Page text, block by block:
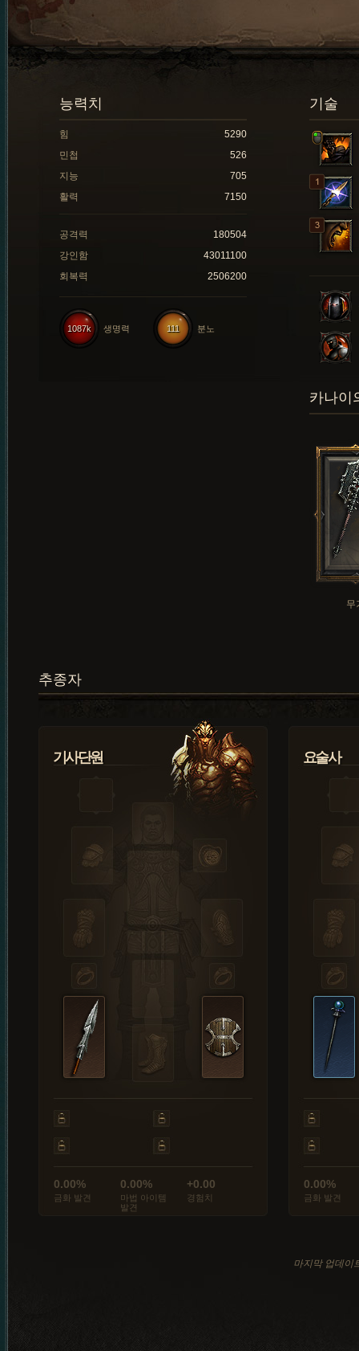
기술
능력치
힘
5290
민첩
526
지능
705
활력
7150
공격력
180504
강인함
43011100
회복력
2506200
111 분노
1087k 생명력
카나이
무
추종자
기사단원
0.00%
금화 발견
0.00%
마법 아이템
발견
+0.00
경험치
요술사
0.00%
금화 발견
마지막 업데이